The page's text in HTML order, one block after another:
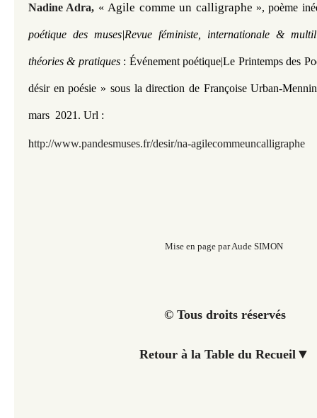
Nadine Adra, « Agile comme un calligraphe », poème
poétique des muses|Revue féministe, internationale &
théories & pratiques : Événement poétique|Le Printemps des
désir en poésie » sous la direction de Françoise Urban-
mars 2021. Url :
http://www.pandesmuses.fr/desir/na-agilecommeuncalligraphe
Mise en page par Aude SIMON
© Tous droits réservés
Retour à la Table du Recueil ▼